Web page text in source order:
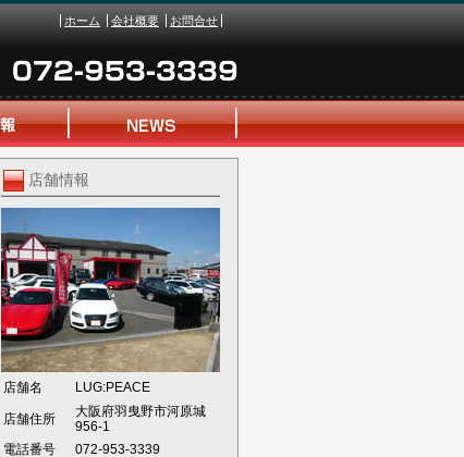
ホーム 会社概要 お問合せ
店舗情報
店舗名 LUG:PEACE
店舗住所
大阪府羽曳野市河原城
956-1
電話番号
072-953-3339